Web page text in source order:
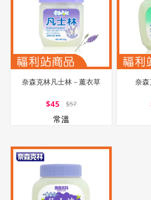
奈森克林凡士林－薰衣草
$45 $57
常溫
奈